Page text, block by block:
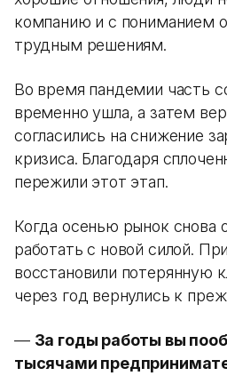
компанию и с пониманием
трудным решениям.
Во время пандемии часть
временно ушла, а затем
согласились на снижение
кризиса. Благодаря
пережили этот этап.
Когда осенью рынок снова
работать с новой силой.
восстановили потерянную
через год вернулись к
— За годы работы вы
тысячами